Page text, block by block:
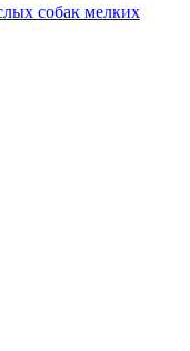
собак мелких